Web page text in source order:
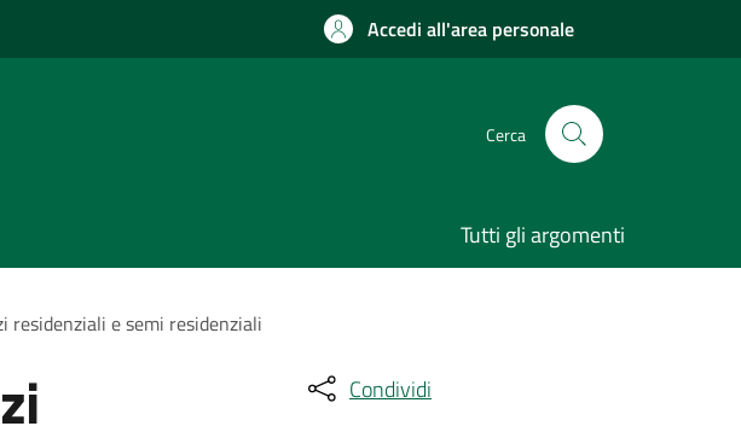
Accedi all'area personale
Cerca
Tutti gli argomenti
residenziali e semi residenziali
Condividi